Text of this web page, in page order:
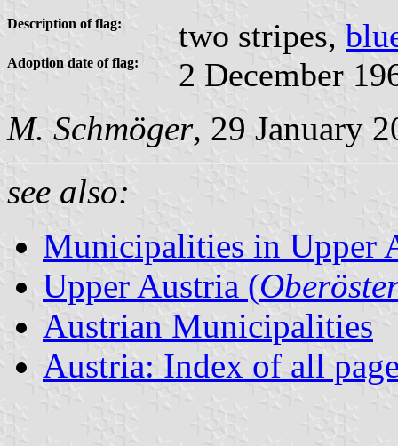
Description of flag: two stripes,
Adoption date of flag: 2 December
M. Schmöger, 29 January
see also:
Municipalities in Upper
Upper Austria (
Austrian Municipalities
Austria: Index of all